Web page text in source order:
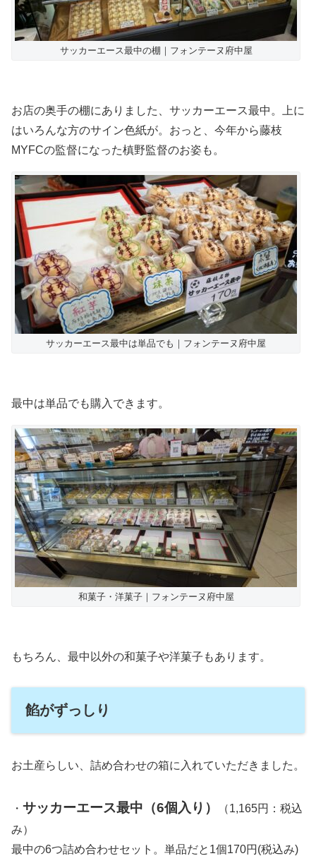
サッカーエース最中の棚｜フォンテーヌ府中屋
お店の奥手の棚にありました、サッカーエース最中。上に
はいろんな方のサイン色紙が。おっと、今年から藤枝
MYFCの監督になった槙野監督のお姿も。
サッカーエース最中は単品でも｜フォンテーヌ府中屋
最中は単品でも購入できます。
和菓子・洋菓子｜フォンテーヌ府中屋
もちろん、最中以外の和菓子や洋菓子もあります。
餡がずっしり
お土産らしい、詰め合わせの箱に入れていただきました。
・ サッカーエース最中（6個入り）
（1,165円：税込
み）
最中の6つ詰め合わせセット。単品だと1個170円(税込み)